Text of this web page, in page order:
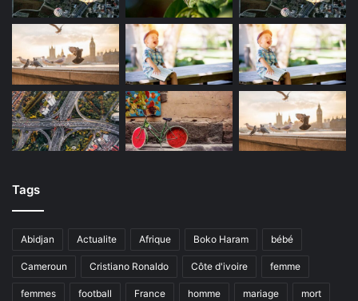
Tags
Abidjan Actualite Afrique Boko Haram bébé
Cameroun Cristiano Ronaldo Côte d'ivoire femme
femmes football France homme mariage mort